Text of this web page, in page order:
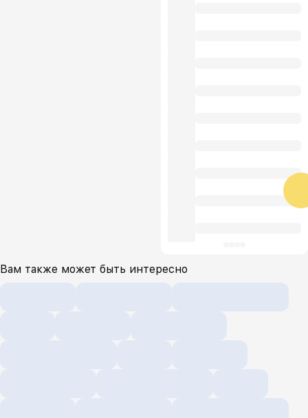
Вам также может быть интересно